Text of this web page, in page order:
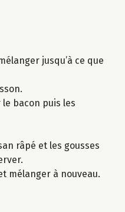
jusqu’à ce que
bacon puis les
râpé et les gousses
mélanger à nouveau.